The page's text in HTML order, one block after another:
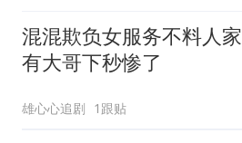
混混欺负女服务不料人家
有大哥下秒惨了
雄心心追剧 1跟贴